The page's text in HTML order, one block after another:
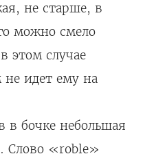
не старше, в
можно смело
этом случае
не идет ему на
бочке небольшая
Слово «roble»